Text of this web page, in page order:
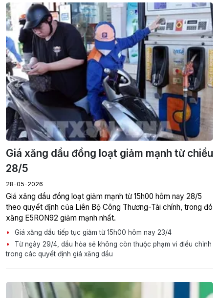
Giá xăng dầu đồng loạt giảm mạnh từ chiều
28/5
28-05-2026
Giá xăng dầu đồng loạt giảm mạnh từ 15h00 hôm nay 28/5
theo quyết định của Liên Bộ Công Thương-Tài chính, trong đó
xăng E5RON92 giảm mạnh nhất.
Giá xăng dầu tiếp tục giảm từ 15h00 hôm nay 23/4
Từ ngày 29/4, dầu hỏa sẽ không còn thuộc phạm vi điều chỉnh
trong các quyết định giá xăng dầu